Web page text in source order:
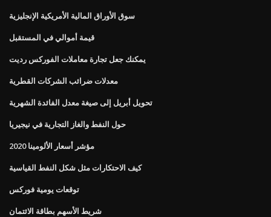
سوق الأوراق المالية الأمريكية الإنجليزية
قيمة أموالي في المستقبل
يمكنك جعل تجارة معاملات الفوركس رديت
معدلات ضرائب الشركات القطرية
تحويل أبريل إلى صيغة معدل الفائدة الشهرية
حول النفط والغاز التجارية في نيجيريا
مؤشر أسعار الألومينا 2020
كيف الاحتكارات مثل شكل النفط القياسية
توقعات يومية فوركس
شريط الأسهم بطاقة الائتمان